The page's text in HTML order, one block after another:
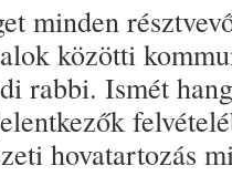
minden
közötti
rabbi. Ismét
hovatartozás